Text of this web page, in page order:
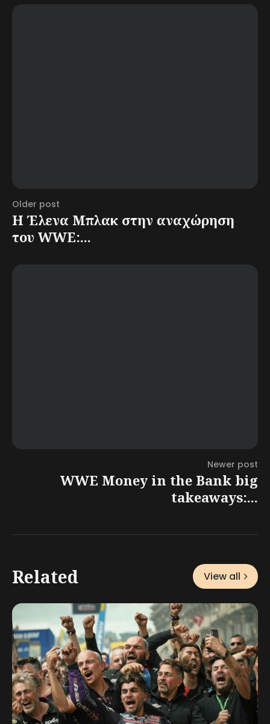
Older post
Η Έλενα Μπλακ στην αναχώρηση
του WWE:...
Newer post
WWE Money in the Bank big
takeaways:...
Related View all